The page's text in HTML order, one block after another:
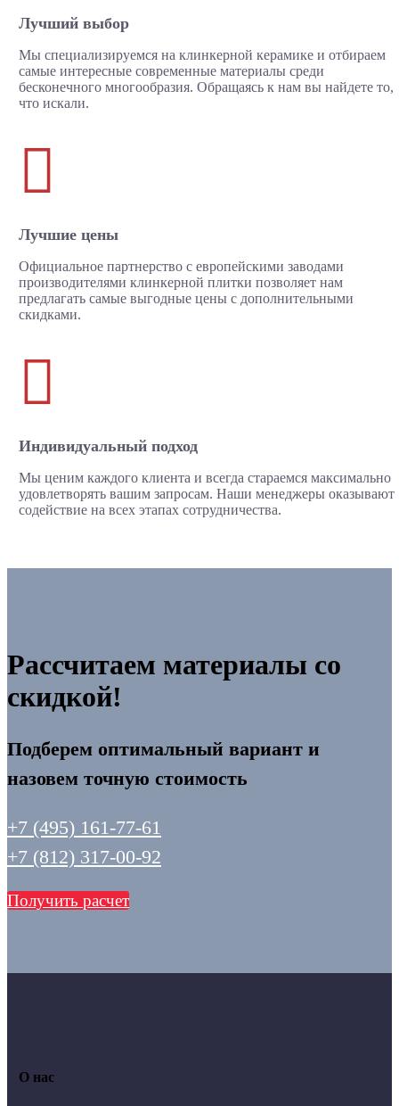
Лучший выбор
Мы специализируемся на клинкерной керамике и отбираем
самые интересные современные материалы среди
бесконечного многообразия. Обращаясь к нам вы найдете то,
что искали.

Лучшие цены
Официальное партнерство с европейскими заводами
производителями клинкерной плитки позволяет нам
предлагать самые выгодные цены с дополнительными
скидками.

Индивидуальный подход
Мы ценим каждого клиента и всегда стараемся максимально
удовлетворять вашим запросам. Наши менеджеры оказывают
содействие на всех этапах сотрудничества.
Рассчитаем материалы со
скидкой!
Подберем оптимальный вариант и
назовем точную стоимость
+7 (495) 161-77-61
+7 (812) 317-00-92
Получить расчет
О нас